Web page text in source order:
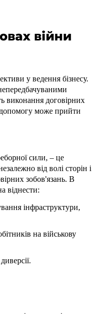
війни
у ведення бізнесу.
виконання договірних
може прийти
сили, – це
від волі сторін і
зобов'язань. В
віднести:
інфраструктури,
на військову